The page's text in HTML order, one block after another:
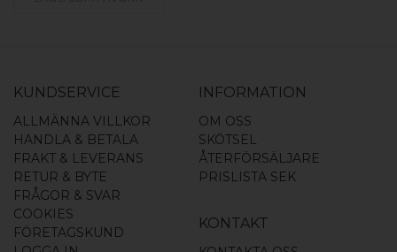
KUNDSERVICE
ALLMÄNNA VILLKOR
HANDLA & BETALA
FRAKT & LEVERANS
RETUR & BYTE
FRÅGOR & SVAR
COOKIES
FÖRETAGSKUND
INFORMATION
OM OSS
SKÖTSEL
ÅTERFÖRSÄLJARE
PRISLISTA SEK
KONTAKT